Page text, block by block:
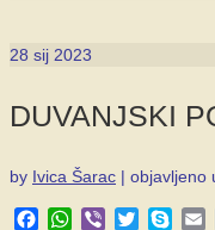
28 sij 2023
DUVANJSKI
by Ivica Šarac | objavljeno
Facebook
WhatsApp
Viber Twitter